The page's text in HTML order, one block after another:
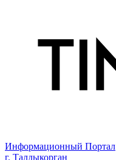
Информационный Портал
г. Талдыкорган